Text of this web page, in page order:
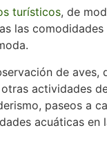
turísticos, de
las comodidades
de aves,
actividades
paseos a
acuáticas en